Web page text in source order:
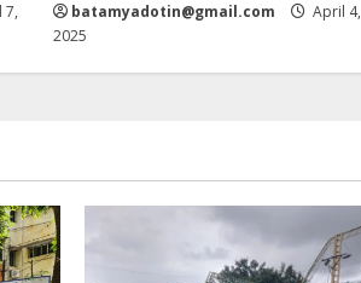
7,
batamyadotin@gmail.com
April 4,
2025